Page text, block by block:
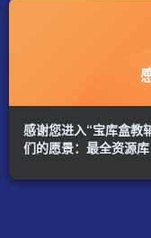
感谢您进入“宝库盒教
们的愿景：最全资源